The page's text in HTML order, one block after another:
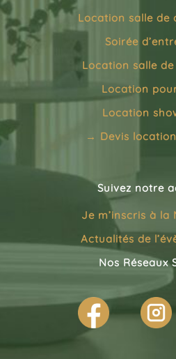
Location salle de
Soirée
Location salle
Location
Location
→ Devis
Suivez notre
Je m’inscris à la
Actualités de
Nos Réseaux